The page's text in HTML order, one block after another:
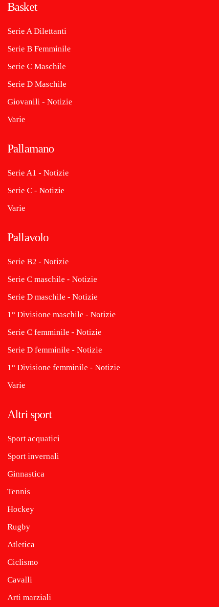
Basket
Serie A Dilettanti
Serie B Femminile
Serie C Maschile
Serie D Maschile
Giovanili - Notizie
Varie
Pallamano
Serie A1 - Notizie
Serie C - Notizie
Varie
Pallavolo
Serie B2 - Notizie
Serie C maschile - Notizie
Serie D maschile - Notizie
1° Divisione maschile - Notizie
Serie C femminile - Notizie
Serie D femminile - Notizie
1° Divisione femminile - Notizie
Varie
Altri sport
Sport acquatici
Sport invernali
Ginnastica
Tennis
Hockey
Rugby
Atletica
Ciclismo
Cavalli
Arti marziali